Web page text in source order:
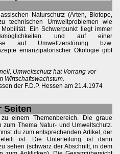
Naturschutz (Arten, Biotope,
technischen Umweltproblemen wie
Ein Schwerpunkt liegt immer
und auf einer
auf Umweltzerstörung bzw.
emanzipatorischer Ökologie gibt
Umweltschutz hat Vorrang vor
Wirtschaftswachstum.
der F.D.P. Hessen am 21.4.1974
Seiten
einem Themenbereich. Die graue
Thema Natur- und Umweltschutz.
du zum entsprechenden Artikel, der
ist. Die Unterteilung ist dann
sehen (schwarz der Abschnitt, in dem